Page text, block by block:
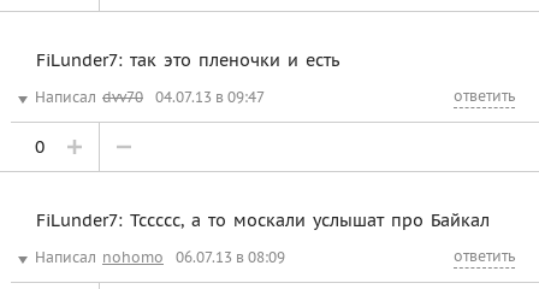
FiLunder7: так это пленочки и есть
Написал dvv70 04.07.13 в 09:47 ответить
0
FiLunder7: Тссссс, а то москали услышат про Байкал
Написал nohomo 06.07.13 в 08:09 ответить